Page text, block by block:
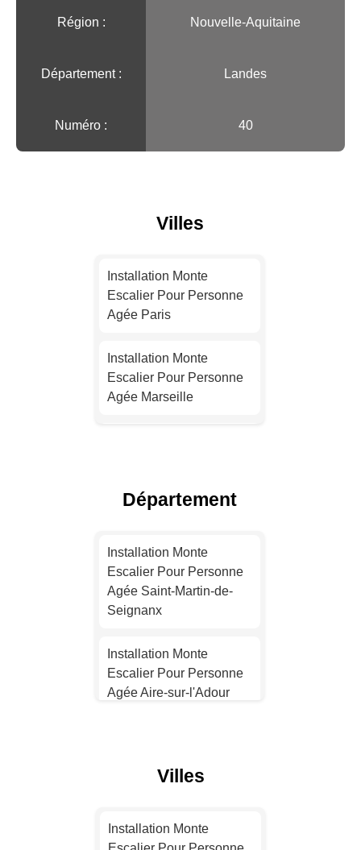
Région :️ Nouvelle-Aquitaine
Département : Landes
Numéro : 40
Villes
Installation Monte
Escalier Pour Personne
Agée Paris
Installation Monte
Escalier Pour Personne
Agée Marseille
Agée Toulouse
Installation Monte
Installation Monte
Installation Monte
Département
Installation Monte
Escalier Pour Personne
Agée Saint-Martin-de-
Seignanx
Installation Monte
Escalier Pour Personne
Agée Aire-sur-l'Adour
Agée Soorts-Hossegor
Escalier Pour Personne
Villes
Installation Monte